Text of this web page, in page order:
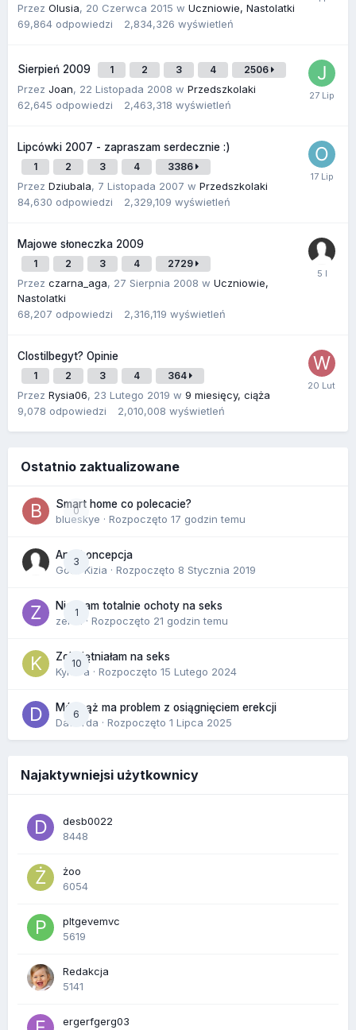
Przez Olusia, 20 Czerwca 2015 w Uczniowie, Nastolatki
69,864 odpowiedzi 2,834,326 wyświetleń
Sierpień 2009 1 2 3 4 2506
Przez Joan, 22 Listopada 2008 w Przedszkolaki
62,645 odpowiedzi 2,463,318 wyświetleń
Lipcówki 2007 - zapraszam serdecznie :)
1 2 3 4 3386
Przez Dziubala, 7 Listopada 2007 w Przedszkolaki
84,630 odpowiedzi 2,329,109 wyświetleń
Majowe słoneczka 2009
1 2 3 4 2729
Przez czarna_aga, 27 Sierpnia 2008 w Uczniowie,
Nastolatki
68,207 odpowiedzi 2,316,119 wyświetleń
Clostilbegyt? Opinie
1 2 3 4 364
Przez Rysia06, 23 Lutego 2019 w 9 miesięcy, ciąża
9,078 odpowiedzi 2,010,008 wyświetleń
Ostatnio zaktualizowane
0
Smart home co polecacie?
blueskye · Rozpoczęto 17 godzin temu
3
Antykoncepcja
Gość Kizia · Rozpoczęto 8 Stycznia 2019
1
Nie mam totalnie ochoty na seks
zenla
· Rozpoczęto 21 godzin temu
10
Zobojętniałam na seks
Kynara · Rozpoczęto 15 Lutego 2024
6
Mój mąż ma problem z osiągnięciem erekcji
Dafiorda · Rozpoczęto 1 Lipca 2025
Najaktywniejsi użytkownicy
desb0022
8448
żoo
6054
pltgevemvc
5619
Redakcja
5141
ergerfgerg03